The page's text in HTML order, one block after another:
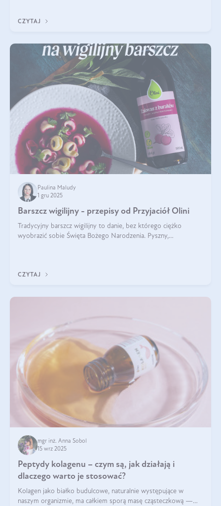
CZYTAJ
Paulina Maludy
1 gru 2025
Barszcz wigilijny - przepisy od Przyjaciół Olini
Tradycyjny barszcz wigilijny to danie, bez którego ciężko
wyobrazić sobie Święta Bożego Narodzenia. Pyszny,
CZYTAJ
mgr inż. Anna Sobol
15 wrz 2025
Peptydy kolagenu – czym są, jak działają i
dlaczego warto je stosować?
Kolagen jako białko budulcowe, naturalnie występujące w
naszym organizmie, ma całkiem sporą masę cząsteczkową —